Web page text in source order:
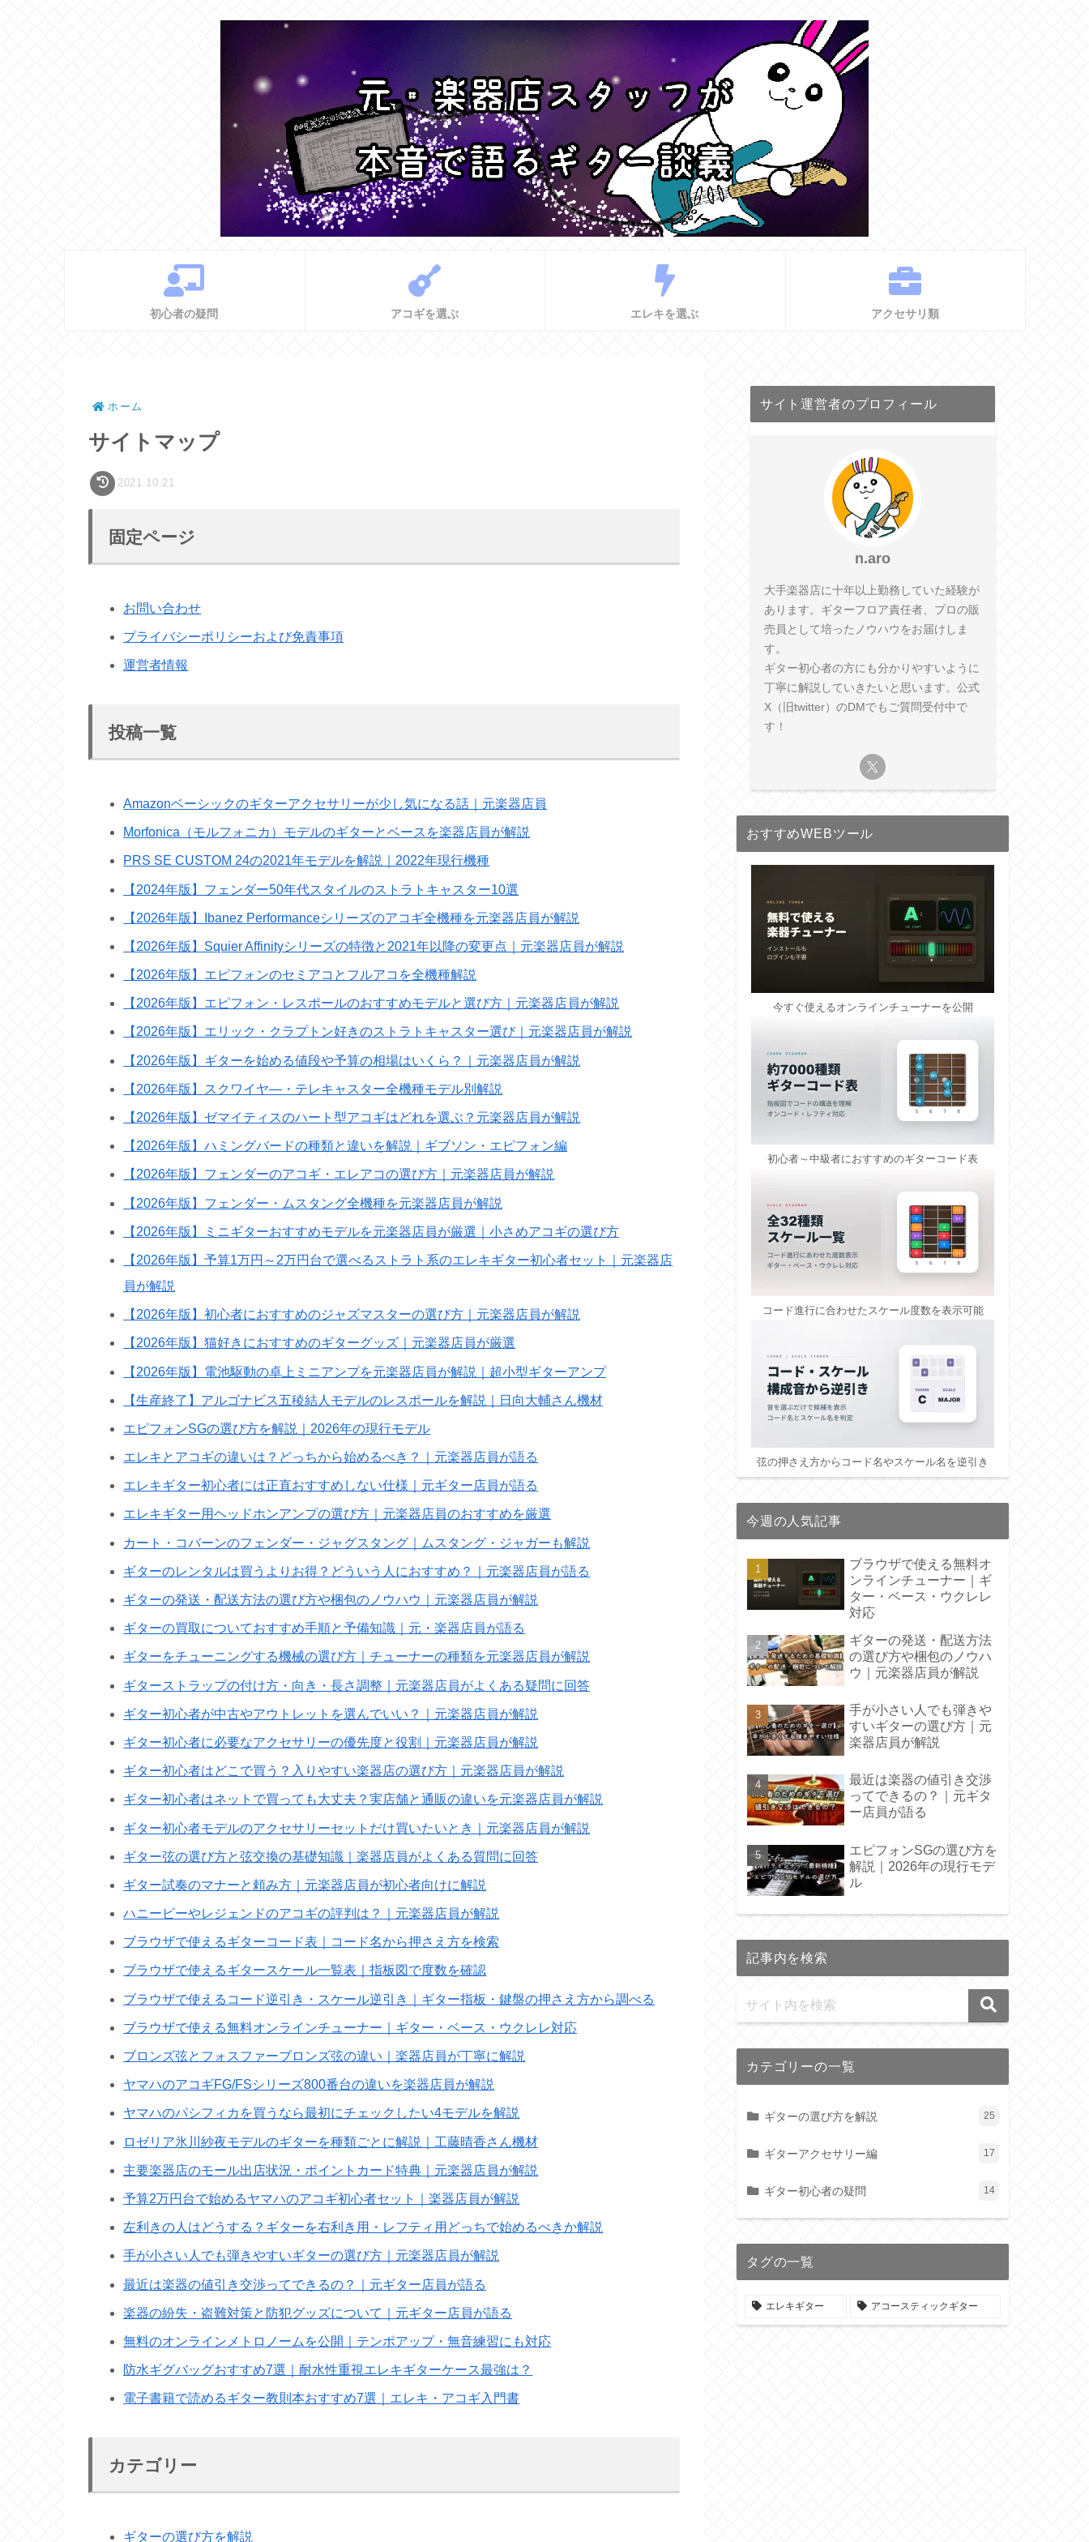
初心者の疑問 アコギを選ぶ エレキを選ぶ アクセサリ類
ホーム
サイトマップ
2021.10.21
固定ページ
お問い合わせ
プライバシーポリシーおよび免責事項
運営者情報
投稿一覧
Amazonベーシックのギターアクセサリーが少し気になる話｜元楽器店員
Morfonica（モルフォニカ）モデルのギターとベースを楽器店員が解説
PRS SE CUSTOM 24の2021年モデルを解説｜2022年現行機種
【2024年版】フェンダー50年代スタイルのストラトキャスター10選
【2026年版】Ibanez Performanceシリーズのアコギ全機種を元楽器店員が解説
【2026年版】Squier Affinityシリーズの特徴と2021年以降の変更点｜元楽器店員が解説
【2026年版】エピフォンのセミアコとフルアコを全機種解説
【2026年版】エピフォン・レスポールのおすすめモデルと選び方｜元楽器店員が解説
【2026年版】エリック・クラプトン好きのストラトキャスター選び｜元楽器店員が解説
【2026年版】ギターを始める値段や予算の相場はいくら？｜元楽器店員が解説
【2026年版】スクワイヤ―・テレキャスター全機種モデル別解説
【2026年版】ゼマイティスのハート型アコギはどれを選ぶ？元楽器店員が解説
【2026年版】ハミングバードの種類と違いを解説｜ギブソン・エピフォン編
【2026年版】フェンダーのアコギ・エレアコの選び方｜元楽器店員が解説
【2026年版】フェンダー・ムスタング全機種を元楽器店員が解説
【2026年版】ミニギターおすすめモデルを元楽器店員が厳選｜小さめアコギの選び方
【2026年版】予算1万円～2万円台で選べるストラト系のエレキギター初心者セット｜元楽器店
員が解説
【2026年版】初心者におすすめのジャズマスターの選び方｜元楽器店員が解説
【2026年版】猫好きにおすすめのギターグッズ｜元楽器店員が厳選
【2026年版】電池駆動の卓上ミニアンプを元楽器店員が解説｜超小型ギターアンプ
【生産終了】アルゴナビス五稜結人モデルのレスポールを解説｜日向大輔さん機材
エピフォンSGの選び方を解説｜2026年の現行モデル
エレキとアコギの違いは？どっちから始めるべき？｜元楽器店員が語る
エレキギター初心者には正直おすすめしない仕様｜元ギター店員が語る
エレキギター用ヘッドホンアンプの選び方｜元楽器店員のおすすめを厳選
カート・コバーンのフェンダー・ジャグスタング｜ムスタング・ジャガーも解説
ギターのレンタルは買うよりお得？どういう人におすすめ？｜元楽器店員が語る
ギターの発送・配送方法の選び方や梱包のノウハウ｜元楽器店員が解説
ギターの買取についておすすめ手順と予備知識｜元・楽器店員が語る
ギターをチューニングする機械の選び方｜チューナーの種類を元楽器店員が解説
ギターストラップの付け方・向き・長さ調整｜元楽器店員がよくある疑問に回答
ギター初心者が中古やアウトレットを選んでいい？｜元楽器店員が解説
ギター初心者に必要なアクセサリーの優先度と役割｜元楽器店員が解説
ギター初心者はどこで買う？入りやすい楽器店の選び方｜元楽器店員が解説
ギター初心者はネットで買っても大丈夫？実店舗と通販の違いを元楽器店員が解説
ギター初心者モデルのアクセサリーセットだけ買いたいとき｜元楽器店員が解説
ギター弦の選び方と弦交換の基礎知識｜楽器店員がよくある質問に回答
ギター試奏のマナーと頼み方｜元楽器店員が初心者向けに解説
ハニービーやレジェンドのアコギの評判は？｜元楽器店員が解説
ブラウザで使えるギターコード表｜コード名から押さえ方を検索
ブラウザで使えるギタースケール一覧表｜指板図で度数を確認
ブラウザで使えるコード逆引き・スケール逆引き｜ギター指板・鍵盤の押さえ方から調べる
ブラウザで使える無料オンラインチューナー｜ギター・ベース・ウクレレ対応
ブロンズ弦とフォスファーブロンズ弦の違い｜楽器店員が丁寧に解説
ヤマハのアコギFG/FSシリーズ800番台の違いを楽器店員が解説
ヤマハのパシフィカを買うなら最初にチェックしたい4モデルを解説
ロゼリア氷川紗夜モデルのギターを種類ごとに解説｜工藤晴香さん機材
主要楽器店のモール出店状況・ポイントカード特典｜元楽器店員が解説
予算2万円台で始めるヤマハのアコギ初心者セット｜楽器店員が解説
左利きの人はどうする？ギターを右利き用・レフティ用どっちで始めるべきか解説
手が小さい人でも弾きやすいギターの選び方｜元楽器店員が解説
最近は楽器の値引き交渉ってできるの？｜元ギター店員が語る
楽器の紛失・盗難対策と防犯グッズについて｜元ギター店員が語る
無料のオンラインメトロノームを公開｜テンポアップ・無音練習にも対応
防水ギグバッグおすすめ7選｜耐水性重視エレキギターケース最強は？
電子書籍で読めるギター教則本おすすめ7選｜エレキ・アコギ入門書
カテゴリー
ギターの選び方を解説
サイト運営者のプロフィール
n.aro
大手楽器店に十年以上勤務していた経験が
あります。ギターフロア責任者、プロの販
売員として培ったノウハウをお届けしま
す。
ギター初心者の方にも分かりやすいように
丁寧に解説していきたいと思います。公式
X（旧twitter）のDMでもご質問受付中で
す！
おすすめWEBツール
今すぐ使えるオンラインチューナーを公開
初心者～中級者におすすめのギターコード表
コード進行に合わせたスケール度数を表示可能
弦の押さえ方からコード名やスケール名を逆引き
今週の人気記事
ブラウザで使える無料オ
ンラインチューナー｜ギ
ター・ベース・ウクレレ
対応
ギターの発送・配送方法
の選び方や梱包のノウハ
ウ｜元楽器店員が解説
手が小さい人でも弾きや
すいギターの選び方｜元
楽器店員が解説
最近は楽器の値引き交渉
ってできるの？｜元ギタ
ー店員が語る
エピフォンSGの選び方を
解説｜2026年の現行モデ
ル
記事内を検索
カテゴリーの一覧
ギターの選び方を解説 25
ギターアクセサリー編 17
ギター初心者の疑問 14
タグの一覧
エレキギター アコースティックギター